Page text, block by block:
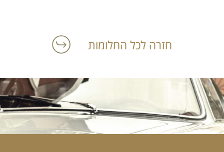
חזרה לכל החלומות